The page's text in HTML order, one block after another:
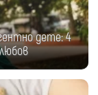
дете: 4